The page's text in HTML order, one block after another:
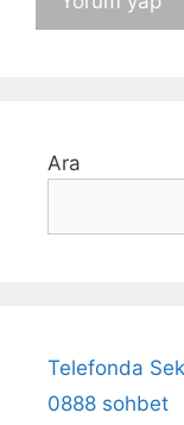
Ara
Telefonda
0888 sohbet